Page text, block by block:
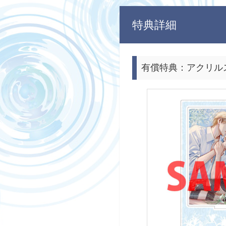
特典詳細
有償特典：アクリル